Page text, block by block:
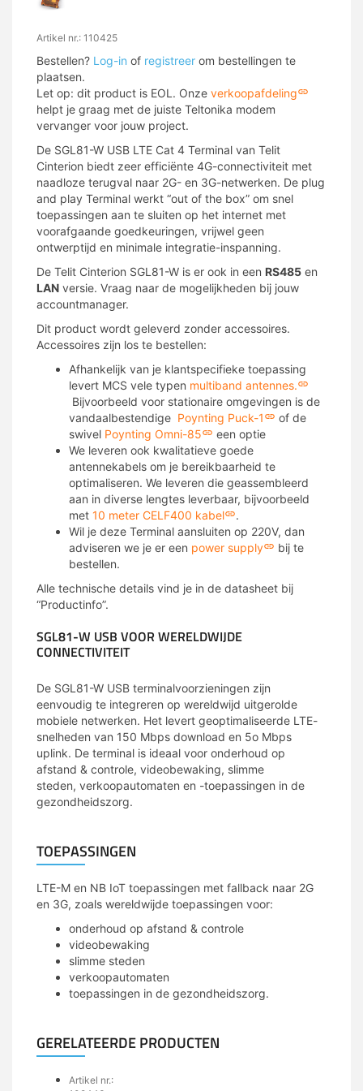
Artikel nr.: 110425
Bestellen? Log-in of registreer om bestellingen te
plaatsen.
Let op: dit product is EOL. Onze verkoopafdeling
helpt je graag met de juiste Teltonika modem
vervanger voor jouw project.
De SGL81-W USB LTE Cat 4 Terminal van Telit
Cinterion biedt zeer efficiënte 4G-connectiviteit met
naadloze terugval naar 2G- en 3G-netwerken. De plug
and play Terminal werkt “out of the box” om snel
toepassingen aan te sluiten op het internet met
voorafgaande goedkeuringen, vrijwel geen
ontwerptijd en minimale integratie-inspanning.
De Telit Cinterion SGL81-W is er ook in een RS485 en
LAN versie. Vraag naar de mogelijkheden bij jouw
accountmanager.
Dit product wordt geleverd zonder accessoires.
Accessoires zijn los te bestellen:
Afhankelijk van je klantspecifieke toepassing
levert MCS vele typen multiband antennes.
Bijvoorbeeld voor stationaire omgevingen is de
vandaalbestendige Poynting Puck-1
of de
swivel Poynting Omni-85
een optie
We leveren ook kwalitatieve goede
antennekabels om je bereikbaarheid te
optimaliseren. We leveren die geassembleerd
aan in diverse lengtes leverbaar, bijvoorbeeld
met 10 meter CELF400 kabel
.
Wil je deze Terminal aansluiten op 220V, dan
adviseren we je er een power supply
bij te
bestellen.
Alle technische details vind je in de datasheet bij
“Productinfo”.
SGL81-W USB VOOR WERELDWIJDE
CONNECTIVITEIT
De SGL81-W USB terminalvoorzieningen zijn
eenvoudig te integreren op wereldwijd uitgerolde
mobiele netwerken. Het levert geoptimaliseerde LTE-
snelheden van 150 Mbps download en 5o Mbps
uplink. De terminal is ideaal voor onderhoud op
afstand & controle, videobewaking, slimme
steden, verkoopautomaten en -toepassingen in de
gezondheidszorg.
TOEPASSINGEN
LTE-M en NB IoT toepassingen met fallback naar 2G
en 3G, zoals wereldwijde toepassingen voor:
onderhoud op afstand & controle
videobewaking
slimme steden
verkoopautomaten
toepassingen in de gezondheidszorg.
GERELATEERDE PRODUCTEN
Artikel nr.: